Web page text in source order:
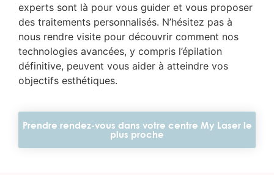
experts sont là pour vous guider et vous proposer
des traitements personnalisés. N’hésitez pas à
nous rendre visite pour découvrir comment nos
technologies avancées, y compris l’épilation
définitive, peuvent vous aider à atteindre vos
objectifs esthétiques.
Prendre rendez-vous dans votre centre My Laser le
plus proche